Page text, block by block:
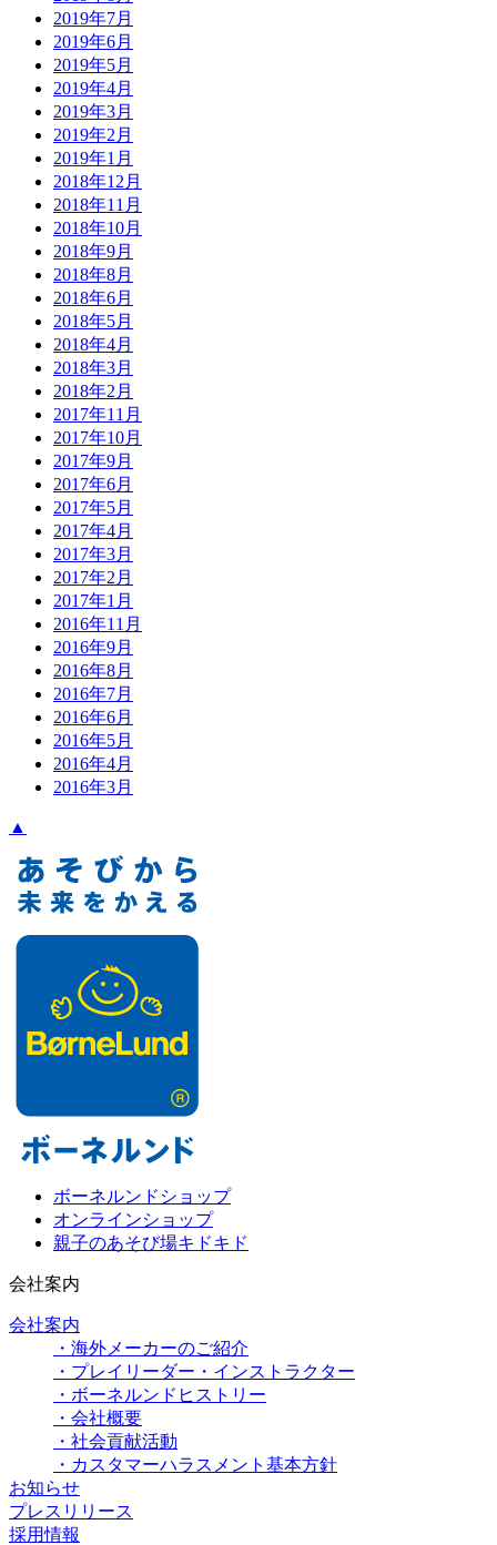
2019年7月
2019年6月
2019年5月
2019年4月
2019年3月
2019年2月
2019年1月
2018年12月
2018年11月
2018年10月
2018年9月
2018年8月
2018年6月
2018年5月
2018年4月
2018年3月
2018年2月
2017年11月
2017年10月
2017年9月
2017年6月
2017年5月
2017年4月
2017年3月
2017年2月
2017年1月
2016年11月
2016年9月
2016年8月
2016年7月
2016年6月
2016年5月
2016年4月
2016年3月
▲
ボーネルンドショップ
オンラインショップ
親子のあそび場キドキド
会社案内
会社案内
・海外メーカーのご紹介
・プレイリーダー・インストラクター
・ボーネルンドヒストリー
・会社概要
・社会貢献活動
・カスタマーハラスメント基本方針
お知らせ
プレスリリース
採用情報